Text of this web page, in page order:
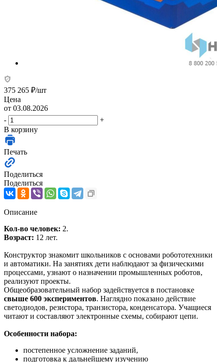
375 265 ₽/шт
Цена
от 03.08.2026
-
+
В корзину
Печать
Поделиться
Поделиться
Описание
Кол-во человек: 2.
Возраст: 12 лет.
Конструктор знакомит школьников с основами робототехники
и автоматики. На занятиях дети наблюдают за физическими
процессами, узнают о назначении промышленных роботов,
реализуют проекты.
Общеобразовательный набор задействуется в постановке
свыше 600 экспериментов. Наглядно показано действие
светодиодов, резистора, транзистора, конденсатора. Учащиеся
читают и составляют электронные схемы, собирают цепи.
Особенности набора:
постепенное усложнение заданий,
подготовка к дальнейшему изучению